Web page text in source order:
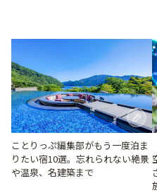
ことりっぷ編集部がもう一度泊ま
りたい宿10選。忘れられない絶景
や温泉、名建築まで